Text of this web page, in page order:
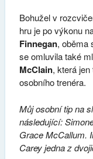
Bohužel v
hru je po výkonu
Finnegan, oběma
se omluvila také
McClain, která
osobního trenéra.
Můj osobní tip na
následující:
Grace McCallum.
Carey jedna z